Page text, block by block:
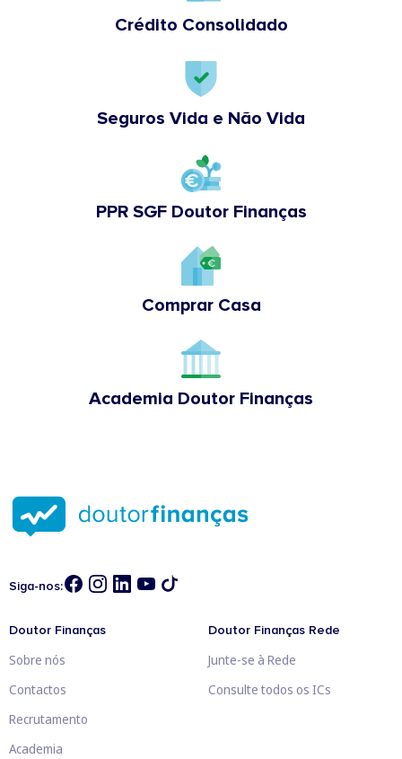
Crédito Consolidado
Seguros Vida e Não Vida
PPR SGF Doutor Finanças
Comprar Casa
Academia Doutor Finanças
Siga-nos:
Doutor Finanças
Sobre nós
Contactos
Recrutamento
Academia
Doutor Finanças Rede
Junte-se à Rede
Consulte todos os ICs